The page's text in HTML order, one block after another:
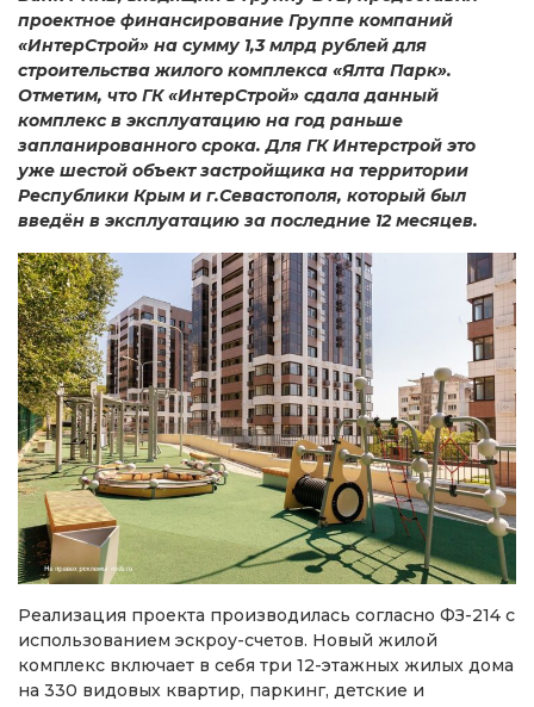
проектное финансирование Группе компаний
«ИнтерСтрой» на сумму 1,3 млрд рублей для
строительства жилого комплекса «Ялта Парк».
Отметим, что ГК «ИнтерСтрой» сдала данный
комплекс в эксплуатацию на год раньше
запланированного срока. Для ГК Интерстрой это
уже шестой объект застройщика на территории
Республики Крым и г.Севастополя, который был
введён в эксплуатацию за последние 12 месяцев.
Реализация проекта производилась согласно ФЗ-214 с
использованием эскроу-счетов. Новый жилой
комплекс включает в себя три 12-этажных жилых дома
на 330 видовых квартир, паркинг, детские и